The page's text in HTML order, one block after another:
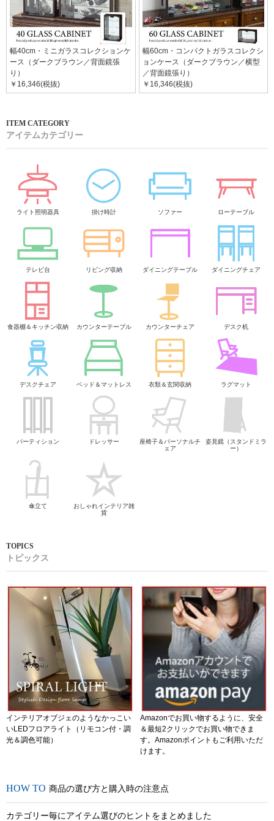
幅40cm・ミニガラスコレクションケ
ース（ダークブラウン／背面鏡張
り）
￥16,346(税抜)
幅60cm・コンパクトガラスコレクシ
ョンケース（ダークブラウン／横型
／背面鏡張り）
￥16,346(税抜)
アイテムカテゴリー
ライト照明器具 掛け時計 ソファー ローテーブル
テレビ台 リビング収納 ダイニングテーブル ダイニングチェア
食器棚＆キッチン収納 カウンターテーブル カウンターチェア デスク机
デスクチェア ベッド＆マットレス 衣類＆玄関収納 ラグマット
パーティション ドレッサー
座椅子＆パーソナルチ
ェア
姿見鏡（スタンドミラ
ー）
傘立て
おしゃれインテリア雑
貨
トピックス
インテリアオブジェのようなかっこい
いLEDフロアライト（リモコン付・調
光＆調色可能）
Amazonでお買い物するように、安全
＆最短2クリックでお買い物できま
す。Amazonポイントもご利用いただ
けます。
商品の選び方と購入時の注意点
カテゴリー毎にアイテム選びのヒントをまとめました